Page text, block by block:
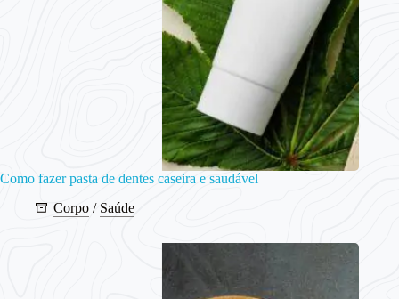
Como fazer pasta de dentes caseira e saudável
Corpo / Saúde